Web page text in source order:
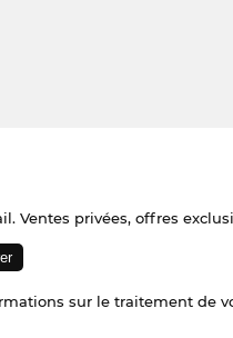
Ventes privées, offres
sur le traitement de